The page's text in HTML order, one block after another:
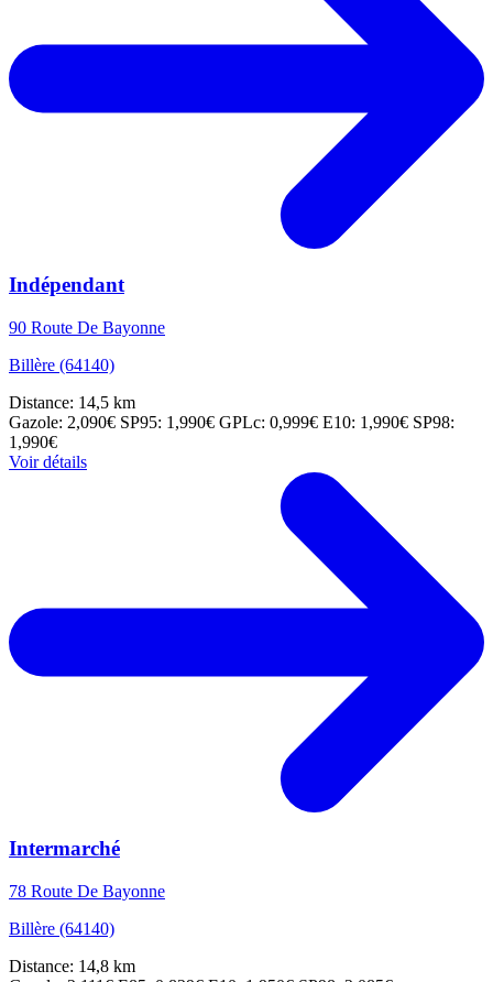
Indépendant
90 Route De Bayonne
Billère (64140)
Distance: 14,5 km
Gazole: 2,090€ SP95: 1,990€ GPLc: 0,999€ E10: 1,990€ SP98:
1,990€
Voir détails
Intermarché
78 Route De Bayonne
Billère (64140)
Distance: 14,8 km